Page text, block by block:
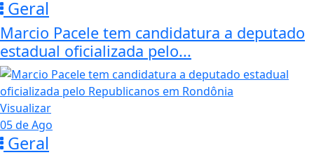
Geral
Marcio Pacele tem candidatura a deputado
estadual oficializada pelo...
Visualizar
05 de Ago
Geral